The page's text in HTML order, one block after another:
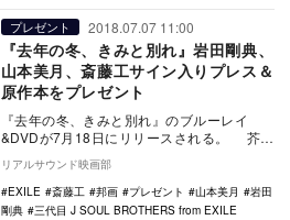
プレゼント 2018.07.07 11:00
『去年の冬、きみと別れ』岩田剛典、
山本美月、斎藤工サイン入りプレス＆
原作本をプレゼント
『去年の冬、きみと別れ』のブルーレイ
&DVDが7月18日にリリースされる。 芥川
賞作家・中村文則の同名小説を映画…
リアルサウンド映画部
EXILE
斎藤工 邦画 プレゼント 山本美月
岩田
剛典
三代目 J SOUL BROTHERS from EXILE